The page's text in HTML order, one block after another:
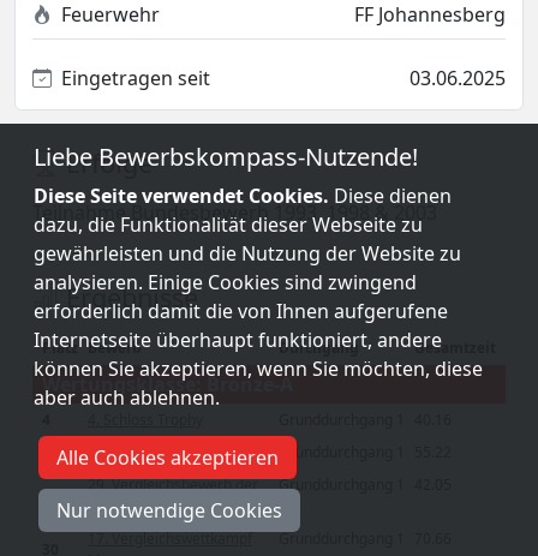
Feuerwehr FF Johannesberg
Eingetragen seit 03.06.2025
Erfolge
Teilnahme Bundesbewerb 1993, 1998 & 2003
Ergebnisse
Platz Bewerb Durchgang Gesamtzeit
Wertungsklasse: Bronze-A
11. Traisentalcup
16
29. Vergleichsbewerb der
FF Johannesberg
Grunddurchgang 1
17. Vergleichswettkampf
Grunddurchgang 1
Liebe Bewerbskompass-Nutzende!
Diese Seite verwendet Cookies. Diese dienen
dazu, die Funktionalität dieser Webseite zu
gewährleisten und die Nutzung der Website zu
analysieren. Einige Cookies sind zwingend
erforderlich damit die von Ihnen aufgerufene
Internetseite überhaupt funktioniert, andere
können Sie akzeptieren, wenn Sie möchten, diese
aber auch ablehnen.
Alle Cookies akzeptieren
Nur notwendige Cookies